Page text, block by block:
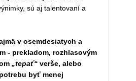
sú aj talentovaní a
v osemdesiatych a
- prekladom, rozhlasovým
„tepať“verše, alebo
byť menej